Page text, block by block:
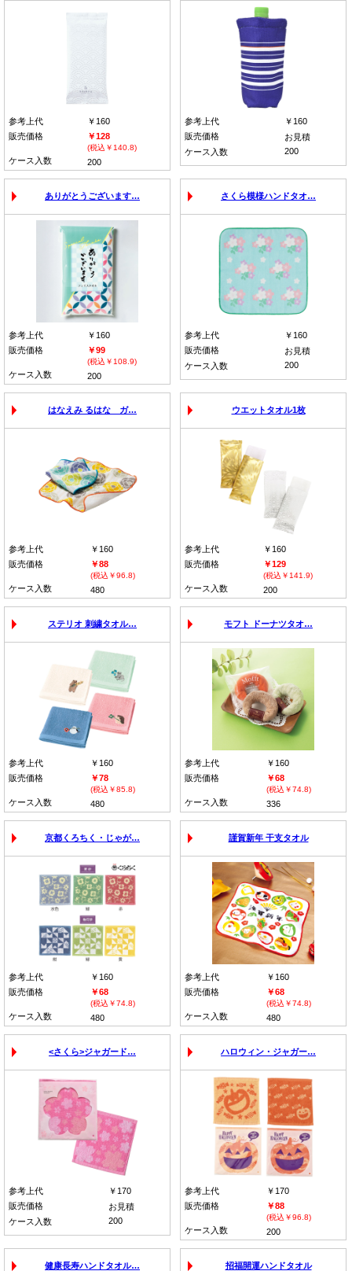
参考上代
￥160
販売価格
￥128
(税込￥140.8)
ケース入数 200
参考上代
￥160
販売価格
お見積
ケース入数
200
ありがとうございます…
参考上代
￥160
販売価格
￥99
(税込￥108.9)
ケース入数 200
さくら模様ハンドタオ…
参考上代
￥160
販売価格
お見積
ケース入数
200
はなえみ るはな ガ…
参考上代
￥160
販売価格
￥88
(税込￥96.8)
ケース入数 480
ウエットタオル1枚
参考上代
￥160
販売価格
￥129
(税込￥141.9)
ケース入数 200
ステリオ 刺繍タオル…
参考上代
￥160
販売価格
￥78
(税込￥85.8)
ケース入数 480
モフト ドーナツタオ…
参考上代
￥160
販売価格
￥68
(税込￥74.8)
ケース入数 336
京都くろちく・じゃが…
参考上代
￥160
販売価格
￥68
(税込￥74.8)
ケース入数 480
謹賀新年 干支タオル
参考上代
￥160
販売価格
￥68
(税込￥74.8)
ケース入数 480
<さくら>ジャガード…
参考上代
￥170
販売価格
お見積
ケース入数
200
ハロウィン・ジャガー…
参考上代
￥170
販売価格
￥88
(税込￥96.8)
ケース入数 200
健康長寿ハンドタオル… 招福開運ハンドタオル